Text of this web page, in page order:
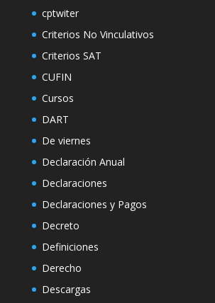
cptwiter
Criterios No Vinculativos
Criterios SAT
CUFIN
Cursos
DART
De viernes
Declaración Anual
Declaraciones
Declaraciones y Pagos
Decreto
Definiciones
Derecho
Descargas